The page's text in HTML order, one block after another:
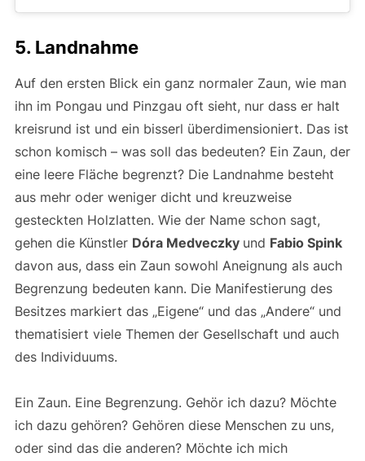
5. Landnahme
Auf den ersten Blick ein ganz normaler Zaun, wie man
ihn im Pongau und Pinzgau oft sieht, nur dass er halt
kreisrund ist und ein bisserl überdimensioniert. Das ist
schon komisch – was soll das bedeuten? Ein Zaun, der
eine leere Fläche begrenzt? Die Landnahme besteht
aus mehr oder weniger dicht und kreuzweise
gesteckten Holzlatten. Wie der Name schon sagt,
gehen die Künstler Dóra Medveczky und Fabio Spink
davon aus, dass ein Zaun sowohl Aneignung als auch
Begrenzung bedeuten kann. Die Manifestierung des
Besitzes markiert das „Eigene“ und das „Andere“ und
thematisiert viele Themen der Gesellschaft und auch
des Individuums.
Ein Zaun. Eine Begrenzung. Gehör ich dazu? Möchte
ich dazu gehören? Gehören diese Menschen zu uns,
oder sind das die anderen? Möchte ich mich